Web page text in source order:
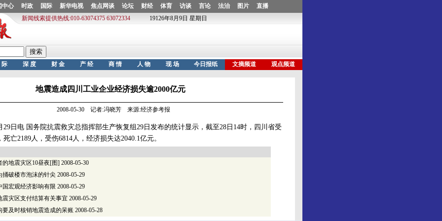
地震造成四川工业企业经济损失逾2000亿元
2008-05-30 记者:冯晓芳 来源:经济参考报
电 国务院抗震救灾总指挥部生产恢复组29日发布的统计显示，截至28日14时，四川省受
亡2189人，受伤6814人，经济损失达2040.1亿元。
的地震灾区10昼夜[图] 2008-05-30
捅破楼市泡沫的针尖 2008-05-29
国宏观经济影响有限 2008-05-29
震灾区支付结算有关事宜 2008-05-29
要及时核销地震造成的呆账 2008-05-28